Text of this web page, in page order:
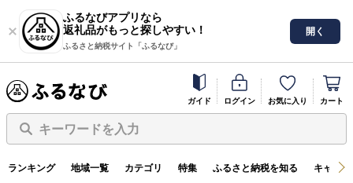
ふるなびアプリなら
返礼品がもっと探しやすい！
ふるさと納税サイト「ふるなび」
開く
ガイド ログイン お気に入り カート
キーワードを入力
ランキング 地域一覧 カテゴリ 特集 ふるさと納税を知る キャン